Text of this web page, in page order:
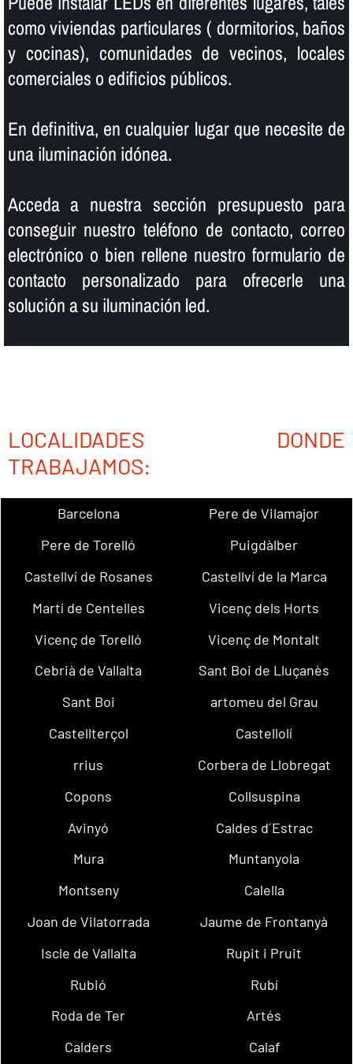
como viviendas particulares ( dormitorios, baños
y cocinas), comunidades de vecinos, locales
comerciales o edificios públicos.
En definitiva, en cualquier lugar que necesite de
una iluminación idónea.
Acceda a nuestra sección presupuesto para
conseguir nuestro teléfono de contacto, correo
electrónico o bien rellene nuestro formulario de
contacto personalizado para ofrecerle una
solución a su iluminación led.
LOCALIDADES DONDE
TRABAJAMOS:
Barcelona
Pere de Vilamajor
Pere de Torelló
Puigdàlber
Castellví de Rosanes
Castellví de la Marca
Martí de Centelles
Vicenç dels Horts
Vicenç de Torelló
Vicenç de Montalt
Cebrià de Vallalta
Sant Boi de Lluçanès
Sant Boi
artomeu del Grau
Castellterçol
Castellolí
rrius
Corbera de Llobregat
Copons
Collsuspina
Avinyó
Caldes d´Estrac
Mura
Muntanyola
Montseny
Calella
Joan de Vilatorrada
Jaume de Frontanyà
Iscle de Vallalta
Rupit i Pruit
Rubió
Rubí
Roda de Ter
Artés
Calders
Calaf